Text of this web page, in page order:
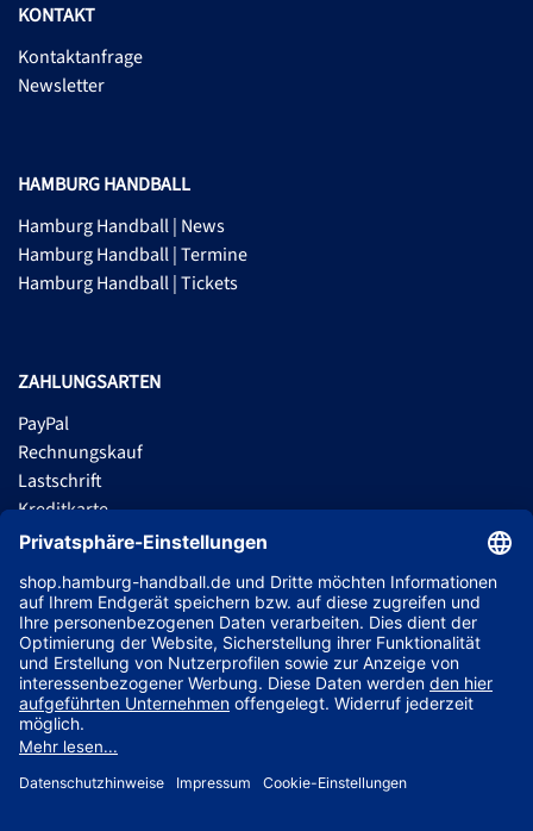
KONTAKT
Kontaktanfrage
Newsletter
HAMBURG HANDBALL
Hamburg Handball | News
Hamburg Handball | Termine
Hamburg Handball | Tickets
ZAHLUNGSARTEN
PayPal
Rechnungskauf
Lastschrift
Kreditkarte
Apple Pay
ABONNIERE JETZT DEN KOSTENLOSEN HSVH FANSHOP NEWSLETTER
UND VERPASSE KEINE NEUIGKEIT ODER AKTION MEHR.
JETZT ANMELDEN